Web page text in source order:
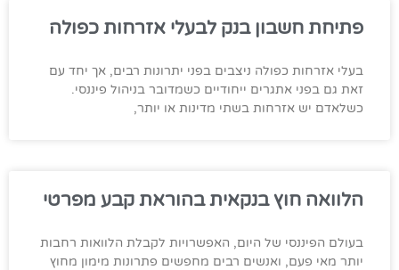
פתיחת חשבון בנק לבעלי אזרחות כפולה
בעלי אזרחות כפולה ניצבים בפני יתרונות רבים, אך יחד עם
זאת גם בפני אתגרים ייחודיים כשמדובר בניהול פיננסי.
כשלאדם יש אזרחות בשתי מדינות או יותר,
הלוואה חוץ בנקאית בהוראת קבע מפרטי
בעולם הפיננסי של היום, האפשרויות לקבלת הלוואות רחבות
יותר מאי פעם, ואנשים רבים מחפשים פתרונות מימון מחוץ